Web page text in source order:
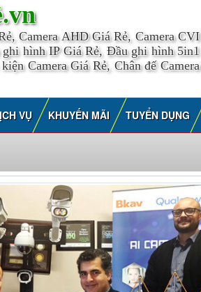
Camera AHD Giá Rẻ, Camera CVI
hình IP Giá Rẻ, Đầu ghi hình 5in1
Camera Giá Rẻ, Chân đế Camera
VỤ KHUYẾN MÃI TUYỂN DỤNG